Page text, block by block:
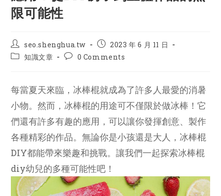
限可能性
Post
author:
seo.shenghua.tw
Post
published:
2023 年 6 月 11 日
Post知識文章
Post0 Comments
每當夏天來臨，冰棒棍就成為了許多人最愛的消暑
小物。然而，冰棒棍的用途可不僅限於做冰棒！它
們還有許多有趣的應用，可以讓你發揮創意、製作
各種精彩的作品。無論你是小孩還是大人，冰棒棍
DIY都能帶來樂趣和挑戰。讓我們一起探索冰棒棍
diy幼兒的多種可能性吧！